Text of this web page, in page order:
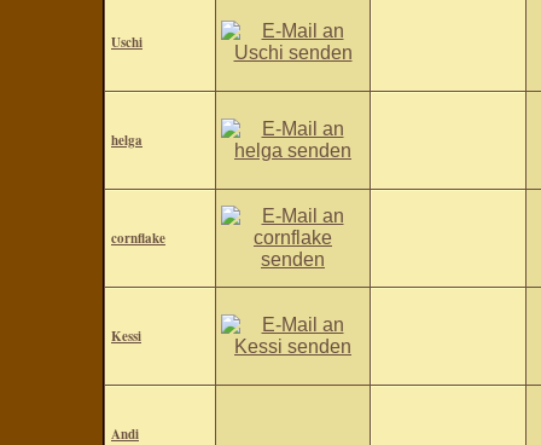
Uschi
helga
cornflake
Kessi
Andi